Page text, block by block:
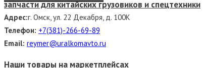
запчасти для китайских грузовиков и спецтехники
Адрес:г. Омск, ул. 22 Декабря, д. 100К
Телефон: +7(381)-266-69-89
Email: reymer@uralkomavto.ru
Наши товары на маркетплейсах